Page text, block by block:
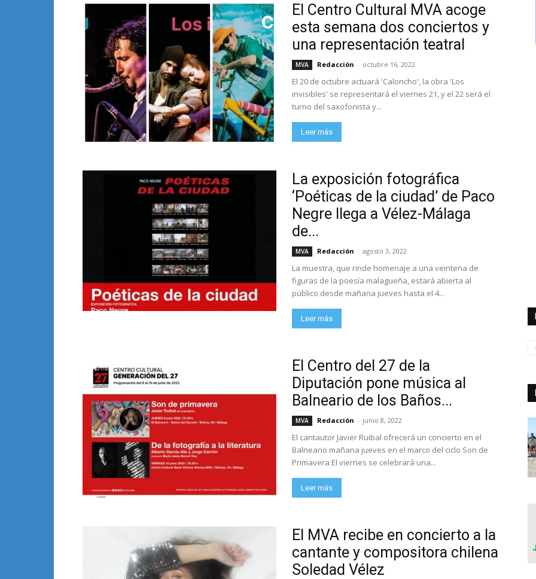
El Centro Cultural MVA acoge
esta semana dos conciertos y
una representación teatral
MVA Redacción - octubre 16, 2022
El 20 de octubre actuará 'Caloncho', la obra 'Los
invisibles' se representará el viernes 21, y el 22 será el
turno del saxofonista y...
Leer más
La exposición fotográfica
‘Poéticas de la ciudad’ de Paco
Negre llega a Vélez-Málaga
de...
MVA Redacción - agosto 3, 2022
La muestra, que rinde homenaje a una veintena de
figuras de la poesía malagueña, estará abierta al
público desde mañana jueves hasta el 4...
Leer más
El Centro del 27 de la
Diputación pone música al
Balneario de los Baños...
MVA Redacción - junio 8, 2022
El cantautor Javier Ruibal ofrecerá un concierto en el
Balneario mañana jueves en el marco del ciclo Son de
Primavera El viernes se celebrará una...
Leer más
El MVA recibe en concierto a la
cantante y compositora chilena
Soledad Vélez